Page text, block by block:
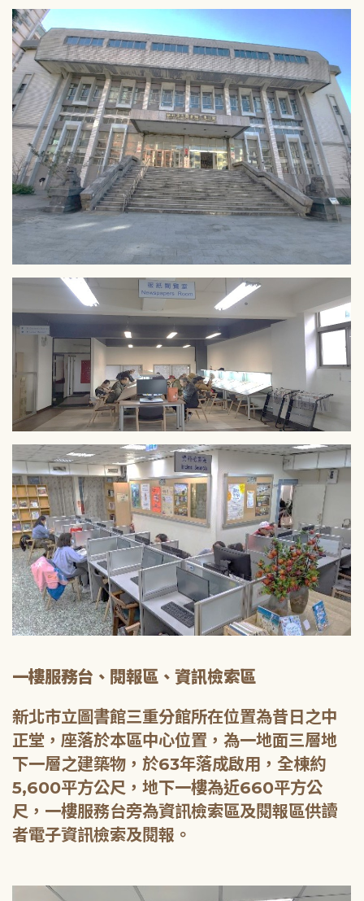
一樓服務台、閱報區、資訊檢索區
新北市立圖書館三重分館所在位置為昔日之中
正堂，座落於本區中心位置，為一地面三層地
下一層之建築物，於63年落成啟用，全棟約
5,600平方公尺，地下一樓為近660平方公
尺，一樓服務台旁為資訊檢索區及閱報區供讀
者電子資訊檢索及閱報。